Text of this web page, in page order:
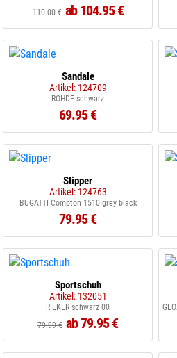
110.00 € ab 104.95 €
Sandale
Artikel: 124709
ROHDE schwarz
69.95 €
Slipper
Artikel: 124763
BUGATTI Compton 1510 grey black
79.95 €
Sportschuh
Artikel: 132051
RIEKER schwarz 00
79.99 € ab 79.95 €